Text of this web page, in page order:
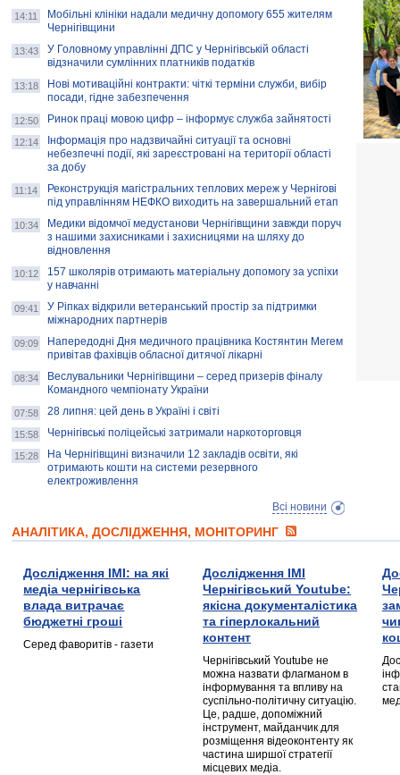
14:11
Мобільні клініки надали медичну допомогу 655 жителям
Чернігівщини
13:43
У Головному управлінні ДПС у Чернігівській області
відзначили сумлінних платників податків
13:18
Нові мотиваційні контракти: чіткі терміни служби, вибір
посади, гідне забезпечення
12:50 Ринок праці мовою цифр – інформує служба зайнятості
12:14
Інформація про надзвичайні ситуації та основні
небезпечні події, які зареєстровані на території області
за добу
11:14
Реконструкція магістральних теплових мереж у Чернігові
під управлінням НЕФКО виходить на завершальний етап
10:34
Медики відомчої медустанови Чернігівщини завжди поруч
з нашими захисниками і захисницями на шляху до
відновлення
10:12
157 школярів отримають матеріальну допомогу за успіхи
у навчанні
09:41
У Ріпках відкрили ветеранський простір за підтримки
міжнародних партнерів
09:09
Напередодні Дня медичного працівника Костянтин Мегем
привітав фахівців обласної дитячої лікарні
08:34
Веслувальники Чернігівщини – серед призерів фіналу
Командного чемпіонату України
07:58 28 липня: цей день в Україні і світі
15:58 Чернігівські поліцейські затримали наркоторговця
15:28
На Чернігівщині визначили 12 закладів освіти, які
отримають кошти на системи резервного
електроживлення
Всі новини
АНАЛІТИКА, ДОСЛІДЖЕННЯ, МОНІТОРИНГ
Дослідження ІМІ: на які
медіа чернігівська
влада витрачає
бюджетні гроші
Серед фаворитів - газети
Дослідження ІМІ
Чернігівський Youtube:
якісна документалістика
та гіперлокальний
контент
Чернігівський Youtube не
можна назвати флагманом в
інформування та впливу на
суспільно-політичну ситуацію.
Це, радше, допоміжний
інструмент, майданчик для
розміщення відеоконтенту як
частина ширшої стратегії
місцевих медіа.